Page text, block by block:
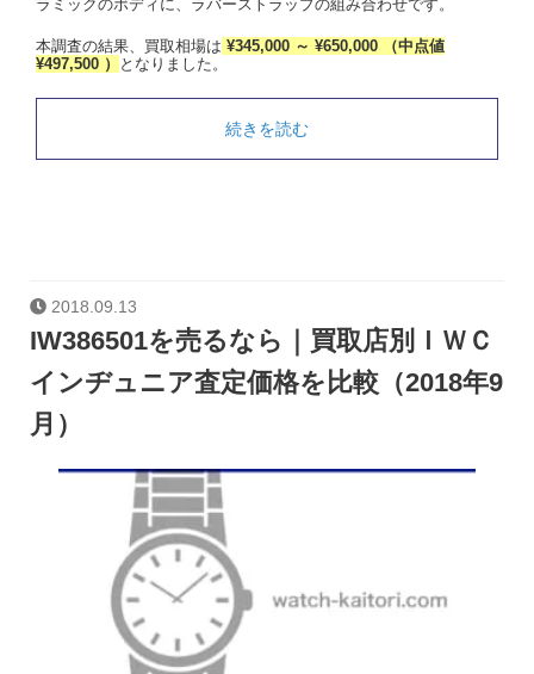
ラミックのボディに、ラバーストラップの組み合わせです。
本調査の結果、買取相場は ¥345,000 ～ ¥650,000 （中点値
¥497,500 ）
となりました。
続きを読む
2018.09.13
IW386501を売るなら｜買取店別ＩＷＣ
インヂュニア査定価格を比較（2018年9
月）